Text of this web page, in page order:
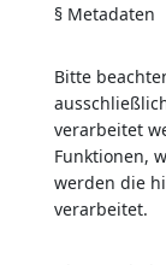
§ Metadaten
Bitte
verarbeitet
Funktionen,
werden die
verarbeitet.